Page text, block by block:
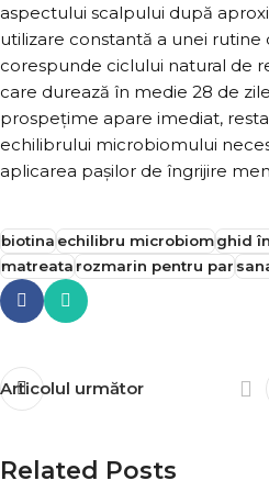
aspectului scalpului după
utilizare constantă a unei rutine
corespunde ciclului natural de
care durează în medie 28 de
prospețime apare imediat,
echilibrului microbiomului
aplicarea pașilor de îngrijire
biotinaechilibru microbiomghid
matreatarozmarin pentru par
Articolul următor
Related Posts